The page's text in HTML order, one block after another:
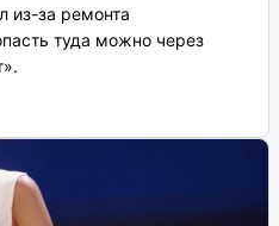
из-за ремонта
туда можно через